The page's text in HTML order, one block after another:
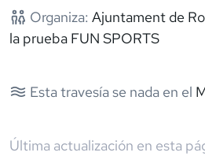
Organiza: Ajuntament de
la prueba FUN SPORTS
Esta travesía se nada en el
Última actualización en esta